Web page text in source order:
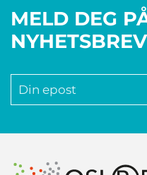
MELD DEG
NYHETSBREV